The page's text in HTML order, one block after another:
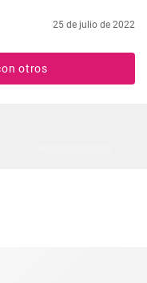
25 de julio de 2022
otros